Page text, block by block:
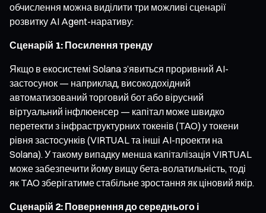
обчислення можна виділити три можливі сценарії
розвитку AI Agent-наративу:
Сценарій 1: Посилення тренду
Якщо в екосистемі Solana з’явиться проривний AI-
застосунок — наприклад, високодохідний
автоматизований торговий бот або вірусний
віртуальний інфлюенсер — капітал може швидко
перетекти з інфраструктурних токенів (TAO) у токени
рівня застосунків (VIRTUAL та інші AI-проекти на
Solana). У такому випадку менша капіталізація VIRTUAL
може забезпечити йому вищу бета-волатильність, тоді
як TAO зберігатиме стабільне зростання як ціновий якір.
Сценарій 2: Повернення до середнього і